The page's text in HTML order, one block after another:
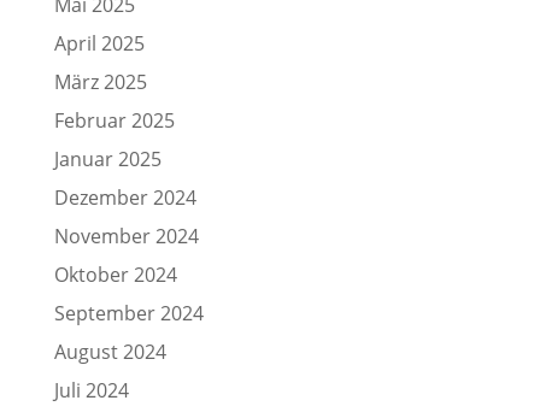
April 2025
März 2025
Februar 2025
Januar 2025
Dezember 2024
November 2024
Oktober 2024
September 2024
August 2024
Juli 2024